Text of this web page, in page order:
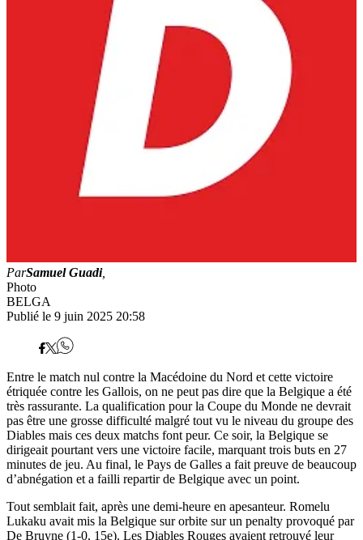
ParSamuel Guadi,
Photo
BELGA
Publié le 9 juin 2025 20:58
Entre le match nul contre la Macédoine du Nord et cette victoire
étriquée contre les Gallois, on ne peut pas dire que la Belgique a été
très rassurante. La qualification pour la Coupe du Monde ne devrait
pas être une grosse difficulté malgré tout vu le niveau du groupe des
Diables mais ces deux matchs font peur. Ce soir, la Belgique se
dirigeait pourtant vers une victoire facile, marquant trois buts en 27
minutes de jeu. Au final, le Pays de Galles a fait preuve de beaucoup
d’abnégation et a failli repartir de Belgique avec un point.
Tout semblait fait, après une demi-heure en apesanteur. Romelu
Lukaku avait mis la Belgique sur orbite sur un penalty provoqué par
De Bruyne (1-0, 15e). Les Diables Rouges avaient retrouvé leur